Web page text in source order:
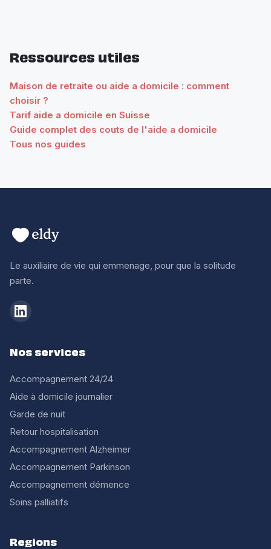
Ressources utiles
Maison de retraite ou aide a domicile : comment
choisir ?
Tarif aide a domicile en Suisse
Guide complet des couts de l'aide a domicile
Tous nos guides
Le auxiliaire de vie qui emmenage, pour que la solitude
parte.
Nos services
Accompagnement 24/24
Aide à domicile journalier
Garde de nuit
Retour hospitalisation
Accompagnement Alzheimer
Accompagnement Parkinson
Accompagnement démence
Soins palliatifs
Regions